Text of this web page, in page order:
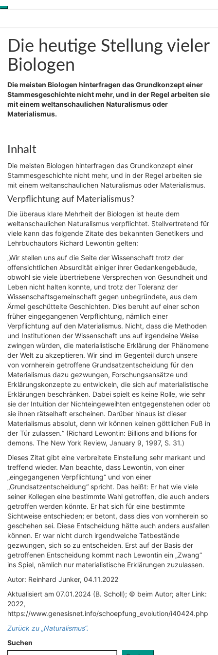
Toggle
Wissenschaft aus
Schöpfungsperspektive
Die
heutige
Stellung
vieler
Biologen
Die heutige Stellung vieler
Biologen
Die meisten Biologen hinterfragen das Grundkonzept einer
Stammesgeschichte nicht mehr, und in der Regel arbeiten sie
mit einem weltanschaulichen Naturalismus oder
Materialismus.
Inhalt
Die meisten Biologen hinterfragen das Grundkonzept einer
Stammesgeschichte nicht mehr, und in der Regel arbeiten sie
mit einem weltanschaulichen Naturalismus oder Materialismus.
Verpflichtung auf Materialismus?
Die überaus klare Mehrheit der Biologen ist heute dem
weltanschaulichen Naturalismus verpflichtet. Stellvertretend für
viele kann das folgende Zitate des bekannten Genetikers und
Lehrbuchautors Richard Lewontin gelten:
„Wir stellen uns auf die Seite der Wissenschaft trotz der
offensichtlichen Absurdität einiger ihrer Gedankengebäude,
obwohl sie viele übertriebene Versprechen von Gesundheit und
Leben nicht halten konnte, und trotz der Toleranz der
Wissenschaftsgemeinschaft gegen unbegründete, aus dem
Ärmel geschüttelte Geschichten. Dies beruht auf einer schon
früher eingegangenen Verpflichtung, nämlich einer
Verpflichtung auf den Materialismus. Nicht, dass die Methoden
und Institutionen der Wissenschaft uns auf irgendeine Weise
zwingen würden, die materialistische Erklärung der Phänomene
der Welt zu akzeptieren. Wir sind im Gegenteil durch unsere
von vornherein getroffene Grundsatzentscheidung für den
Materialismus dazu gezwungen, Forschungsansätze und
Erklärungskonzepte zu entwickeln, die sich auf materialistische
Erklärungen beschränken. Dabei spielt es keine Rolle, wie sehr
sie der Intuition der Nichteingeweihten entgegenstehen oder ob
sie ihnen rätselhaft erscheinen. Darüber hinaus ist dieser
Materialismus absolut, denn wir können keinen göttlichen Fuß in
der Tür zulassen.“ (Richard Lewontin: Billions and billions for
demons. The New York Review, January 9, 1997, S. 31.)
Dieses Zitat gibt eine verbreitete Einstellung sehr markant und
treffend wieder. Man beachte, dass Lewontin, von einer
„eingegangenen Verpflichtung“ und von einer
„Grundsatzentscheidung“ spricht. Das heißt: Er hat wie viele
seiner Kollegen eine bestimmte Wahl getroffen, die auch anders
getroffen werden könnte. Er hat sich für eine bestimmte
Sichtweise entschieden; er betont, dass dies von vornherein so
geschehen sei. Diese Entscheidung hätte auch anders ausfallen
können. Er war nicht durch irgendwelche Tatbestände
gezwungen, sich so zu entscheiden. Erst auf der Basis der
getroffenen Entscheidung kommt nach Lewontin ein „Zwang“
ins Spiel, nämlich nur materialistische Erklärungen zuzulassen.
Autor: Reinhard Junker, 04.11.2022
Aktualisiert am 07.01.2024 (B. Scholl); © beim Autor; alter Link:
2022,
https://www.genesisnet.info/schoepfung_evolution/i40424.php
Zurück zu „Naturalismus“.
Suchen